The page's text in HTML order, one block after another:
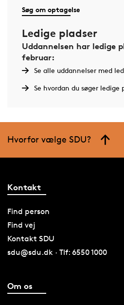
Søg om optagelse
Ledige pladser
Uddannelsen har ledige
februar:
Se alle uddannelser med
Se hvordan du søger ledige
Hvorfor vælge SDU?
Kontakt
Find person
Find vej
Kontakt SDU
sdu@sdu.dk · Tlf: 6550 1000
Om os